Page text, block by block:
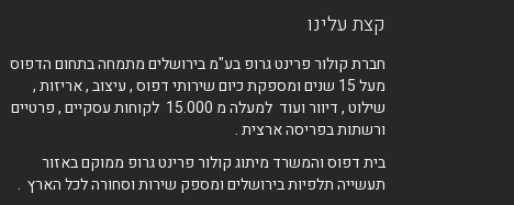
קצת עלינו
חברת קולור פרינט גרופ בע"מ בירושלים מתמחה בתחום הדפוס
מעל 15 שנים ומספקת כיום שירותי דפוס , עיצוב , אריזות ,
שילוט , דיוור ועוד למעלה מ 15.000 לקוחות עסקיים , פרטיים
ורשתות בפריסה ארצית .
בית דפוס והמשרד מיתוג קולור פרינט גרופ ממוקם באזור
תעשייה תלפיות בירושלים ומספק שירות וסחורה לכל הארץ .